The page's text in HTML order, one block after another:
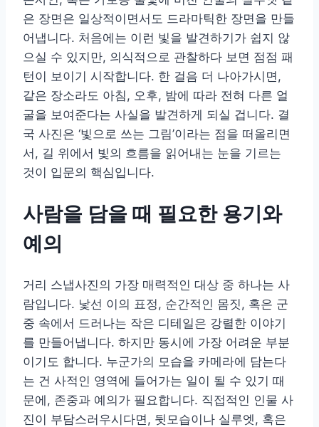
은 장면은 일상적이면서도 드라마틱한 장면을 만들
어냅니다. 처음에는 이런 빛을 발견하기가 쉽지 않
으실 수 있지만, 의식적으로 관찰하다 보면 점점 패
턴이 보이기 시작합니다. 한 걸음 더 나아가시면,
같은 장소라도 아침, 오후, 밤에 따라 전혀 다른 얼
굴을 보여준다는 사실을 발견하게 되실 겁니다. 결
국 사진은 ‘빛으로 쓰는 그림’이라는 점을 떠올리면
서, 길 위에서 빛의 흐름을 읽어내는 눈을 기르는
것이 입문의 핵심입니다.
사람을 담을 때 필요한 용기와
예의
거리 스냅사진의 가장 매력적인 대상 중 하나는 사
람입니다. 낯선 이의 표정, 순간적인 몸짓, 혹은 군
중 속에서 드러나는 작은 디테일은 강렬한 이야기
를 만들어냅니다. 하지만 동시에 가장 어려운 부분
이기도 합니다. 누군가의 모습을 카메라에 담는다
는 건 사적인 영역에 들어가는 일이 될 수 있기 때
문에, 존중과 예의가 필요합니다. 직접적인 인물 사
진이 부담스러우시다면, 뒷모습이나 실루엣, 혹은